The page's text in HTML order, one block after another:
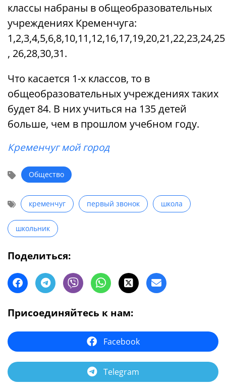
классы набраны в общеобразовательных
учреждениях Кременчуга:
1,2,3,4,5,6,8,10,11,12,16,17,19,20,21,22,23,24,25
, 26,28,30,31.
Что касается 1-х классов, то в
общеобразовательных учреждениях таких
будет 84. В них учиться на 135 детей
больше, чем в прошлом учебном году.
Кременчуг мой город
Общество
кременчуг первый звонок школа
школьник
Поделиться:
Присоединяйтесь к нам:
Facebook
Telegram